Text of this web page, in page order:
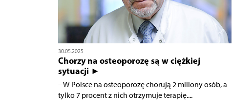
30.05.2025
Chorzy na osteoporozę są w ciężkiej
sytuacji ►
– W Polsce na osteoporozę chorują 2 miliony osób, a
tylko 7 procent z nich otrzymuje terapię....